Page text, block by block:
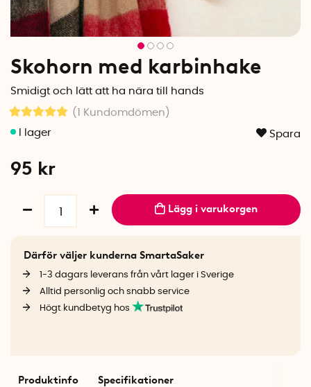
Skohorn med karbinhake
Smidigt och lätt att ha nära till hands
(1 Kundomdömen )
Spara
95 kr
Lägg i varukorgen
Därför väljer kunderna SmartaSaker
1-3 dagars leverans från vårt lager i Sverige
Alltid personlig och snabb service
Högt kundbetyg hos
Produktinfo Specifikationer